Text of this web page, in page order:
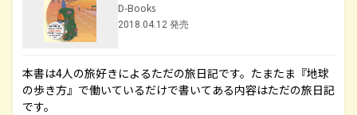
D-Books
2018.04.12 発売
本書は4人の旅好きによるただの旅日記です。たまたま『地球
の歩き方』で働いているだけで書いてある内容はただの旅日記
です。